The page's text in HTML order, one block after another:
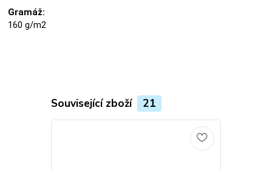
Gramáž:
160 g/m2
Související zboží 21